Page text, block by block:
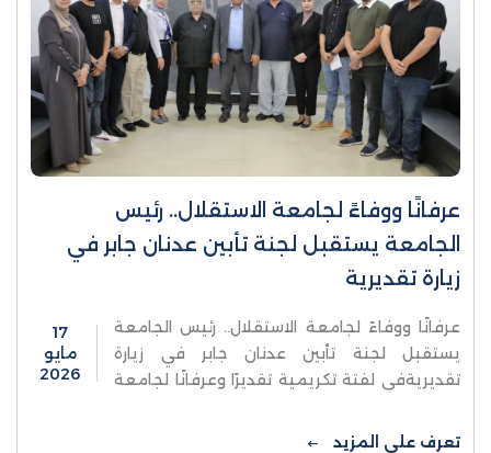
عرفانًا ووفاءً لجامعة الاستقلال.. رئيس
الجامعة يستقبل لجنة تأبين عدنان جابر في
زيارة تقديرية
عرفانًا ووفاءً لجامعة الاستقلال.. رئيس الجامعة
يستقبل لجنة تأبين عدنان جابر في زيارة
تقديريةفي لفتة تكريمية تقديرًا وعرفانًا لجامعة
نور الدين أبو الرب اللجنة ...
17
مايو
2026
تعرف على المزيد